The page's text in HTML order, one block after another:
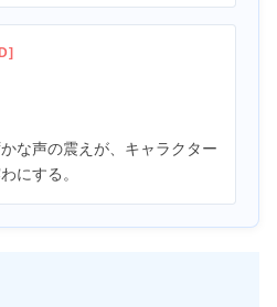
な声の震えが、キャラクター
にする。